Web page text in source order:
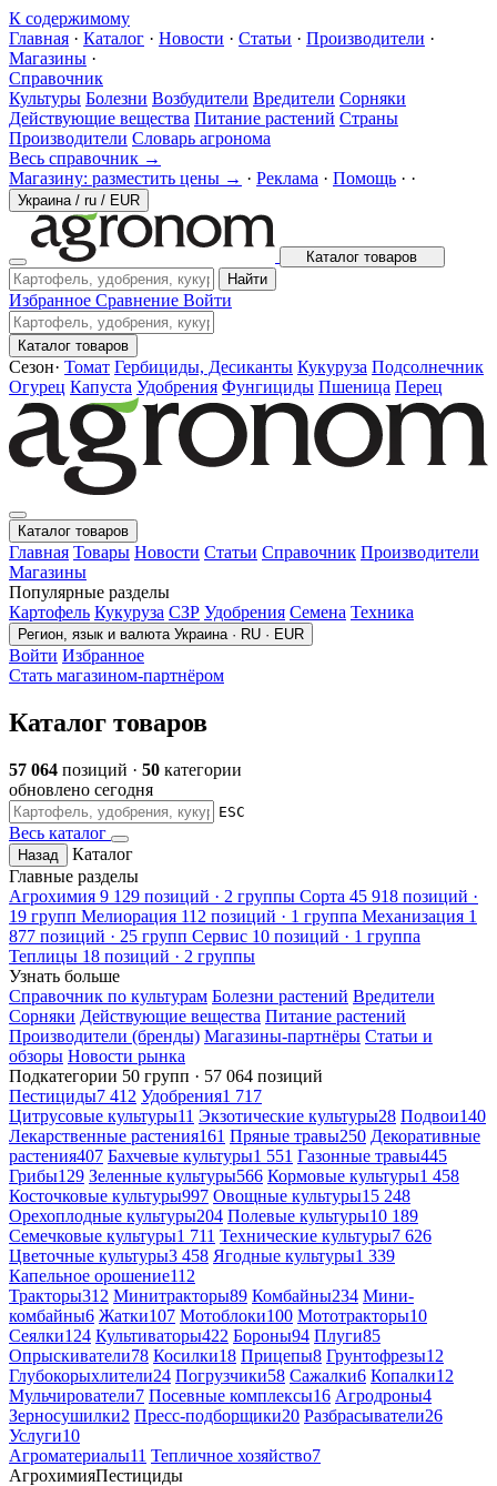
К содержимому
Главная · Каталог · Новости · Статьи · Производители ·
Магазины ·
Справочник
Культуры Болезни Возбудители Вредители Сорняки
Действующие вещества Питание растений Страны
Производители Словарь агронома
Весь справочник →
Магазину: разместить цены → · Реклама · Помощь · ·
Украина / ru / EUR
Каталог товаров
Найти
Избранное Сравнение Войти
Каталог товаров
Сезон· Томат Гербициды, Десиканты Кукуруза Подсолнечник
Огурец Капуста Удобрения Фунгициды Пшеница Перец
Каталог товаров
Главная Товары Новости Статьи Справочник Производители
Магазины
Популярные разделы
Картофель Кукуруза СЗР Удобрения Семена Техника
Регион, язык и валюта Украина · RU · EUR
Войти Избранное
Стать магазином-партнёром
Каталог товаров
57 064 позиций · 50 категории
обновлено сегодня
ESC
Весь каталог
Назад
Каталог
Главные разделы
Агрохимия 9 129 позиций · 2 группы Сорта 45 918 позиций ·
19 групп Мелиорация 112 позиций · 1 группа Механизация 1
877 позиций · 25 групп Сервис 10 позиций · 1 группа
Теплицы 18 позиций · 2 группы
Узнать больше
Справочник по культурам Болезни растений Вредители
Сорняки Действующие вещества Питание растений
Производители (бренды) Магазины-партнёры Статьи и
обзоры Новости рынка
Подкатегории 50 групп · 57 064 позиций
Пестициды7 412 Удобрения1 717
Цитрусовые культуры11 Экзотические культуры28 Подвои140
Лекарственные растения161 Пряные травы250 Декоративные
растения407 Бахчевые культуры1 551 Газонные травы445
Грибы129 Зеленные культуры566 Кормовые культуры1 458
Косточковые культуры997 Овощные культуры15 248
Орехоплодные культуры204 Полевые культуры10 189
Семечковые культуры1 711 Технические культуры7 626
Цветочные культуры3 458 Ягодные культуры1 339
Капельное орошение112
Тракторы312 Минитракторы89 Комбайны234 Мини-
комбайны6 Жатки107 Мотоблоки100 Мототракторы10
Сеялки124 Культиваторы422 Бороны94 Плуги85
Опрыскиватели78 Косилки18 Прицепы8 Грунтофрезы12
Глубокорыхлители24 Погрузчики58 Сажалки6 Копалки12
Мульчирователи7 Посевные комплексы16 Агродроны4
Зерносушилки2 Пресс-подборщики20 Разбрасыватели26
Услуги10
Агроматериалы11 Тепличное хозяйство7
АгрохимияПестициды